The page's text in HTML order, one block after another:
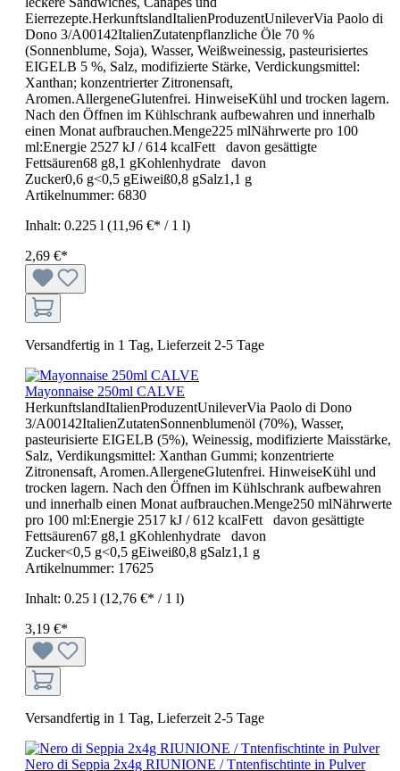
Eierrezepte.HerkunftslandItalienProduzentUnileverVia Paolo di
Dono 3/A00142ItalienZutatenpflanzliche Öle 70 %
(Sonnenblume, Soja), Wasser, Weißweinessig, pasteurisiertes
EIGELB 5 %, Salz, modifizierte Stärke, Verdickungsmittel:
Xanthan; konzentrierter Zitronensaft,
Aromen.AllergeneGlutenfrei. HinweiseKühl und trocken lagern.
Nach den Öffnen im Kühlschrank aufbewahren und innerhalb
einen Monat aufbrauchen.Menge225 mlNährwerte pro 100
ml:Energie 2527 kJ / 614 kcalFett davon gesättigte
Fettsäuren68 g8,1 gKohlenhydrate davon
Zucker0,6 g<0,5 gEiweiß0,8 gSalz1,1 g
Artikelnummer: 6830
Inhalt: 0.225 l (11,96 €* / 1 l)
2,69 €*
Versandfertig in 1 Tag, Lieferzeit 2-5 Tage
Mayonnaise 250ml CALVE
HerkunftslandItalienProduzentUnileverVia Paolo di Dono
3/A00142ItalienZutatenSonnenblumenöl (70%), Wasser,
pasteurisierte EIGELB (5%), Weinessig, modifizierte Maisstärke,
Salz, Verdikungsmittel: Xanthan Gummi; konzentrierte
Zitronensaft, Aromen.AllergeneGlutenfrei. HinweiseKühl und
trocken lagern. Nach den Öffnen im Kühlschrank aufbewahren
und innerhalb einen Monat aufbrauchen.Menge250 mlNährwerte
pro 100 ml:Energie 2517 kJ / 612 kcalFett davon gesättigte
Fettsäuren67 g8,1 gKohlenhydrate davon
Zucker<0,5 g<0,5 gEiweiß0,8 gSalz1,1 g
Artikelnummer: 17625
Inhalt: 0.25 l (12,76 €* / 1 l)
3,19 €*
Versandfertig in 1 Tag, Lieferzeit 2-5 Tage
Nero di Seppia 2x4g RIUNIONE / Tntenfischtinte in Pulver